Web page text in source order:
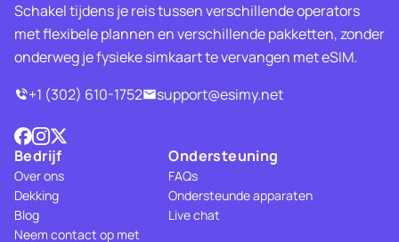
Schakel tijdens je reis tussen verschillende operators
met flexibele plannen en verschillende pakketten, zonder
onderweg je fysieke simkaart te vervangen met eSIM.
+1 (302) 610-1752
support@esimy.net
Bedrijf
Over ons
Dekking
Blog
Neem contact op met
Ondersteuning
FAQs
Ondersteunde apparaten
Live chat